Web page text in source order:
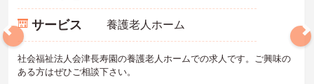
サービス 養護老人ホーム
社会福祉法人会津長寿園の養護老人ホームでの求人です。ご興味の
ある方はぜひご相談下さい。